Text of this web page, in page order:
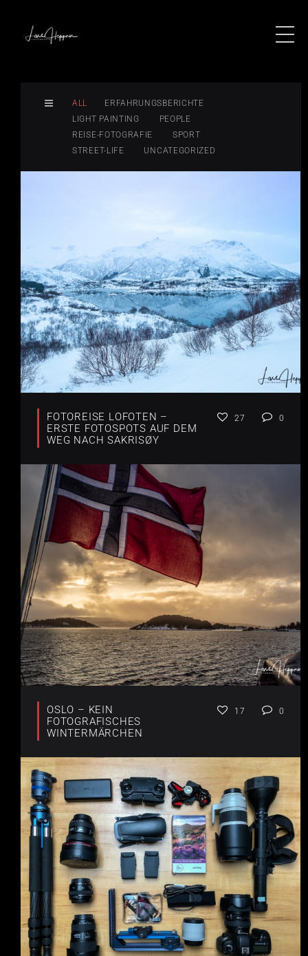
ALL
ERFAHRUNGSBERICHTE
LIGHT PAINTING
PEOPLE
REISE-FOTOGRAFIE
SPORT
STREET-LIFE
UNCATEGORIZED
FOTOREISE LOFOTEN –
ERSTE FOTOSPOTS AUF DEM
WEG NACH SAKRISØY
27 0
OSLO – KEIN
FOTOGRAFISCHES
WINTERMÄRCHEN
17 0